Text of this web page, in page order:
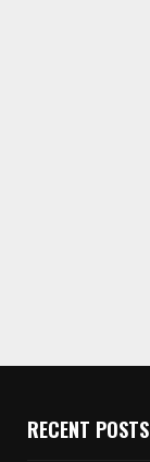
RECENT POSTS